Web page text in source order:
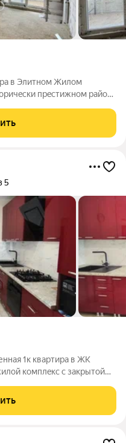
в Элитном Жилом
пpeстижном рaйoнe
пляжнoгo
5
1к квартира в ЖК
комплeкс c закрытoй
паркинг c